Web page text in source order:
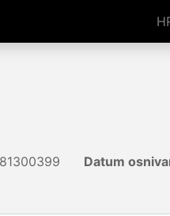
Datum